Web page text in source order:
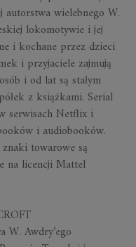
wielebnego W.
lokomotywie i jej
i kochane przez dzieci
i przyjaciele zajmują
i od lat są stałym
z książkami. Serial
serwisach Netflix i
i audiobooków.
towarowe są
na licencji Mattel
W. Awdry’ego